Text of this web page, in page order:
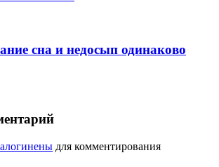
сна и недосып одинаково
для комментирования